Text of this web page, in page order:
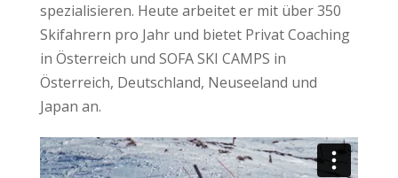
spezialisieren. Heute arbeitet er mit über 350
Skifahrern pro Jahr und bietet Privat Coaching
in Österreich und SOFA SKI CAMPS in
Österreich, Deutschland, Neuseeland und
Japan an.